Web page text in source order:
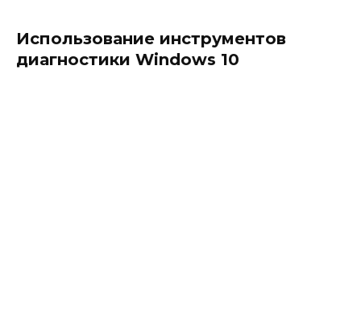
Использование инструментов
диагностики Windows 10